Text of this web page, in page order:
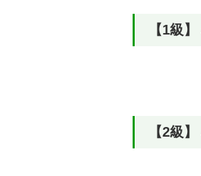
【1級】
【2級】